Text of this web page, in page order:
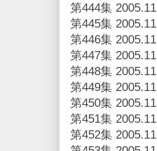
第444集
第445集
第446集
第447集
第448集
第449集
第450集
第451集
第452集